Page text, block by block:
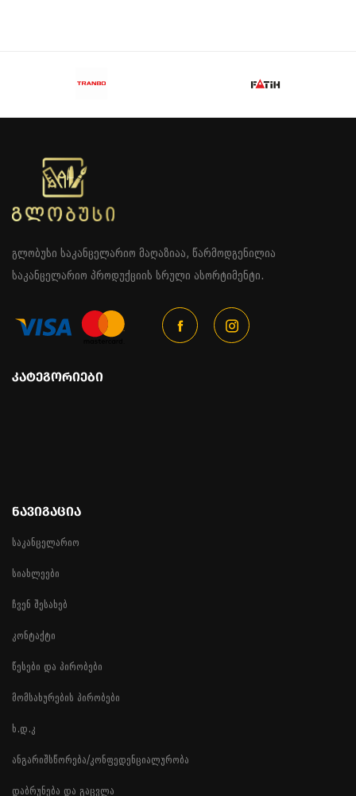
გლობუსი საკანცელარიო მაღაზიაა, წარმოდგენილია
საკანცელარიო პროდუქციის სრული ასორტიმენტი.
ᲙᲐᲢᲔᲒᲝᲠᲘᲔᲑᲘ
ᲜᲐᲕᲘᲒᲐᲪᲘᲐ
საკანცელარიო
სიახლეები
ჩვენ შესახებ
კონტაქტი
წესები და პირობები
მომსახურების პირობები
ხ.დ.კ
ანგარიშსწორება/კონფედენციალურობა
დაბრუნება და გაცვლა